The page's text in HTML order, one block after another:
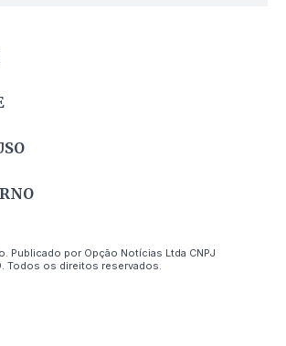
Publicado por Opção Notícias Ltda CNPJ
Todos os direitos reservados.